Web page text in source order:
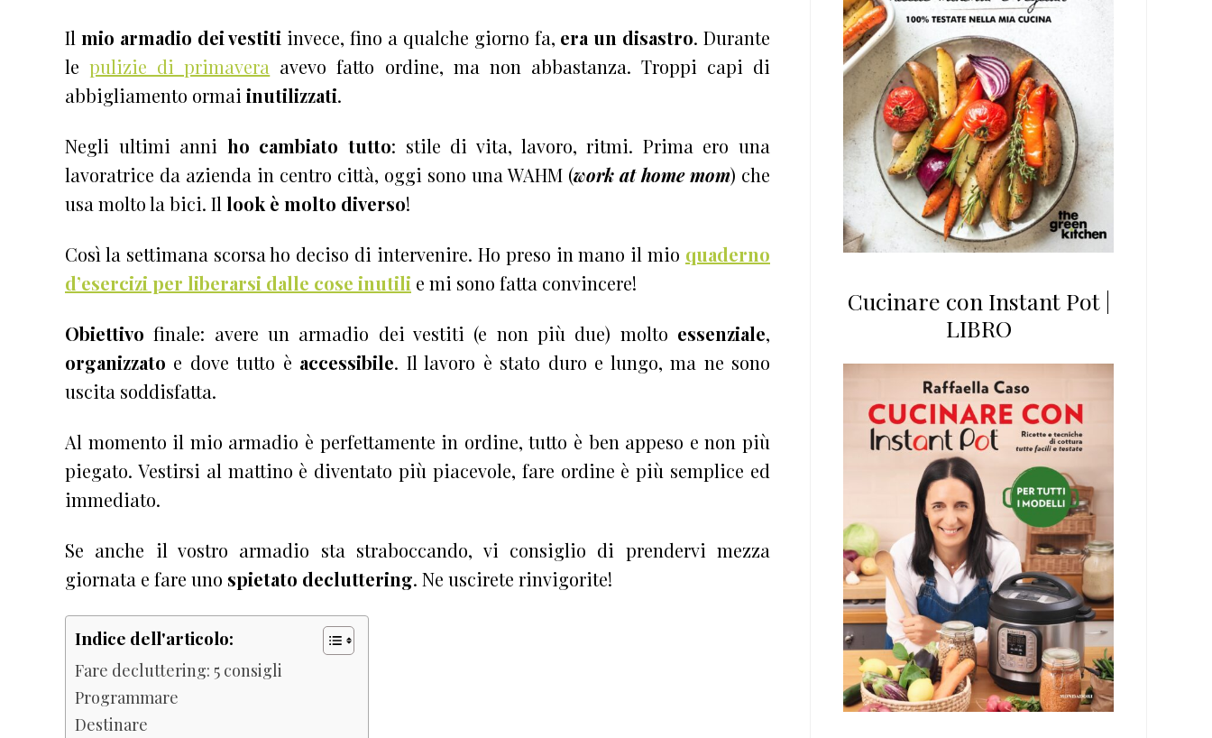
Il mio armadio dei vestiti invece, fino a qualche giorno fa, era un disastro. Durante
lepulizie di primavera avevo fatto ordine, ma non abbastanza. Troppi capi di
abbigliamento ormai inutilizzati.
Negli ultimi anni ho cambiato tutto: stile di vita, lavoro, ritmi. Prima ero una
lavoratrice da azienda in centro città, oggi sono una WAHM (work at home mom) che
usa molto la bici. Il look è molto diverso!
Così la settimana scorsa ho deciso di intervenire. Ho preso in mano il mio quaderno
d’esercizi per liberarsi dalle cose inutili e mi sono fatta convincere!
Obiettivo finale: avere un armadio dei vestiti (e non più due) molto essenziale,
organizzato e dove tutto è accessibile. Il lavoro è stato duro e lungo, ma ne sono
uscita soddisfatta.
Al momento il mio armadio è perfettamente in ordine, tutto è ben appeso e non più
piegato. Vestirsi al mattino è diventato più piacevole, fare ordine è più semplice ed
immediato.
Se anche il vostro armadio sta straboccando, vi consiglio di prendervi mezza
giornata e fare uno spietato decluttering. Ne uscirete rinvigorite!
Indice dell'articolo:
Fare decluttering: 5 consigli
Programmare
Destinare
Cucinare con Instant Pot |
LIBRO